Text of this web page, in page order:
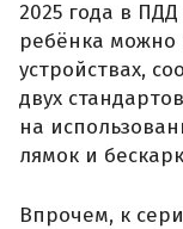
2025 года в
ребёнка
устройствах,
двух
на
лямок и
Впрочем, к